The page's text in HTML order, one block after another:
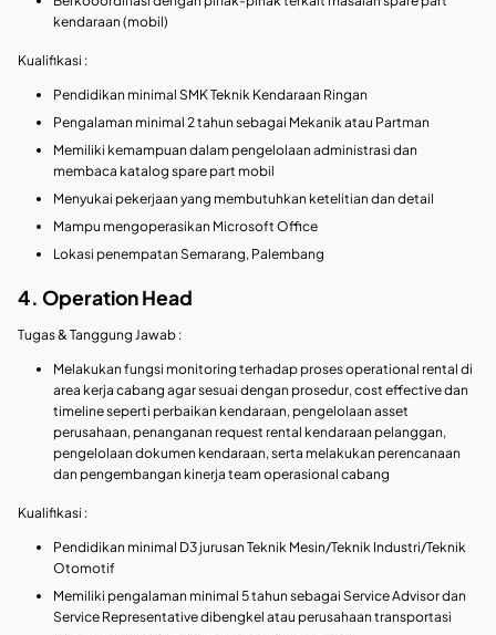
kendaraan (mobil)
Kualifikasi :
Pendidikan minimal SMK Teknik Kendaraan Ringan
Pengalaman minimal 2 tahun sebagai Mekanik atau Partman
Memiliki kemampuan dalam pengelolaan administrasi dan
membaca katalog spare part mobil
Menyukai pekerjaan yang membutuhkan ketelitian dan detail
Mampu mengoperasikan Microsoft Office
Lokasi penempatan Semarang, Palembang
4. Operation Head
Tugas & Tanggung Jawab :
Melakukan fungsi monitoring terhadap proses operational rental di
area kerja cabang agar sesuai dengan prosedur, cost effective dan
timeline seperti perbaikan kendaraan, pengelolaan asset
perusahaan, penanganan request rental kendaraan pelanggan,
pengelolaan dokumen kendaraan, serta melakukan perencanaan
dan pengembangan kinerja team operasional cabang
Kualifikasi :
Pendidikan minimal D3 jurusan Teknik Mesin/Teknik Industri/Teknik
Otomotif
Memiliki pengalaman minimal 5 tahun sebagai Service Advisor dan
Service Representative dibengkel atau perusahaan transportasi